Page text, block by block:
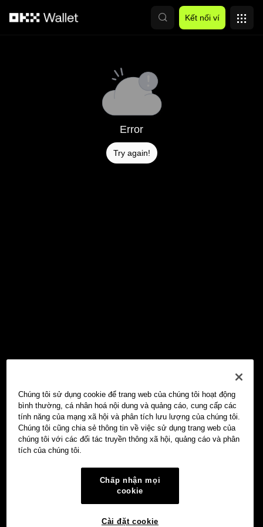
Kết nối ví
Error
Try again!
Chúng tôi sử dụng cookie để trang web của chúng tôi hoạt động
bình thường, cá nhân hoá nội dung và quảng cáo, cung cấp các
tính năng của mạng xã hội và phân tích lưu lượng của chúng tôi.
Chúng tôi cũng chia sẻ thông tin về việc sử dụng trang web của
chúng tôi với các đối tác truyền thông xã hội, quảng cáo và phân
tích của chúng tôi.
Chấp nhận mọi
cookie
Cài đặt cookie